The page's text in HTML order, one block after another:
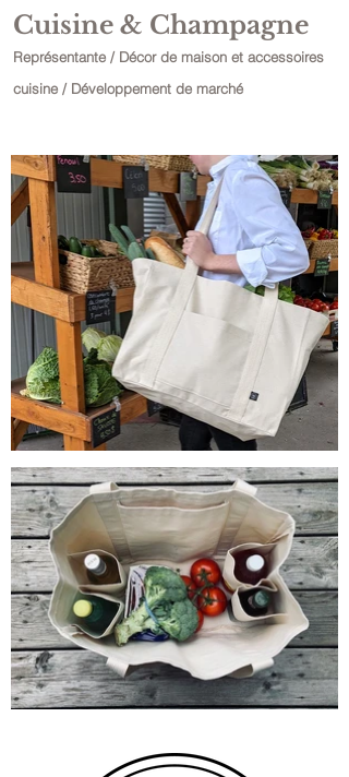
Cuisine & Champagne
Représentante / Décor de maison et accessoires
cuisine / Développement de marché